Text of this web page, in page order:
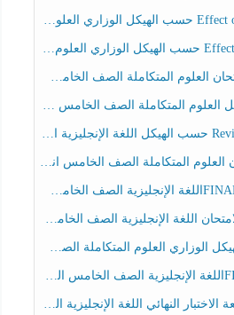
المتكاملة الصف الخامس عام الفصل الثالث
الصف الخامس انسبير الفصل الثالث
المتكاملة الصف الخامس انسبير الفصل الثالث
الإنجليزية الصف الخامس الفصل الثالث
المتكاملة الصف الخامس عام الفصل الثالث
اللغة الإنجليزية الصف الرابع الفصل الثالث